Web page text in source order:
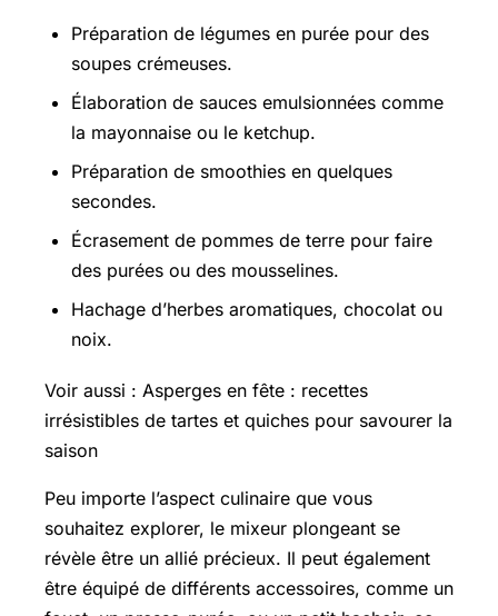
Préparation de légumes en purée pour des
soupes crémeuses.
Élaboration de sauces emulsionnées comme
la mayonnaise ou le ketchup.
Préparation de smoothies en quelques
secondes.
Écrasement de pommes de terre pour faire
des purées ou des mousselines.
Hachage d’herbes aromatiques, chocolat ou
noix.
Voir aussi : Asperges en fête : recettes
irrésistibles de tartes et quiches pour savourer la
saison
Peu importe l’aspect culinaire que vous
souhaitez explorer, le mixeur plongeant se
révèle être un allié précieux. Il peut également
être équipé de différents accessoires, comme un